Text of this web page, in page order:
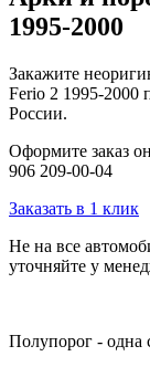
1995-2000
Закажите
Ferio 2 1995-2000
России.
Оформите заказ
906 209-00-04
Заказать в 1 клик
Не на все
уточняйте у
Полупорог - одна